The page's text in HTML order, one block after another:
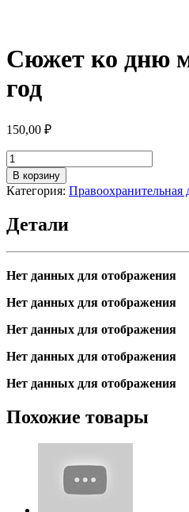
Сюжет ко дню
год
150,00 ₽
Количество
товара
Сюжет
ко
милиции.
год
В корзину
Категория: Правоохранительная
Детали
Нет данных для отображения
Нет данных для отображения
Нет данных для отображения
Нет данных для отображения
Нет данных для отображения
Похожие товары